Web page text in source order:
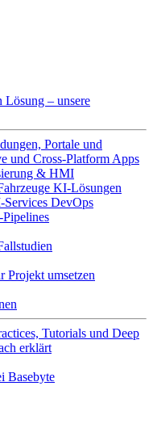
Lösung – unsere
Portale und
und Cross-Platform Apps
& HMI
KI-Lösungen
DevOps
Projekt umsetzen
Tutorials und Deep
erklärt
Basebyte